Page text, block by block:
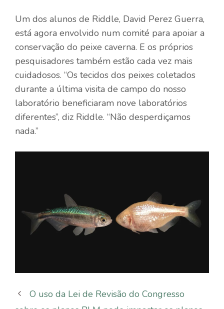
Um dos alunos de Riddle, David Perez Guerra,
está agora envolvido num comité para apoiar a
conservação do peixe caverna. E os próprios
pesquisadores também estão cada vez mais
cuidadosos. “Os tecidos dos peixes coletados
durante a última visita de campo do nosso
laboratório beneficiaram nove laboratórios
diferentes”, diz Riddle. “Não desperdiçamos
nada.”
O uso da Lei de Revisão do Congresso